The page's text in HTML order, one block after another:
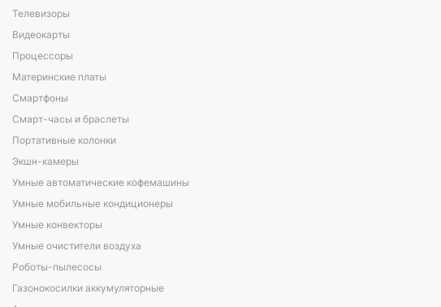
Телевизоры
Видеокарты
Процессоры
Материнские платы
Смартфоны
Смарт-часы и браслеты
Портативные колонки
Экшн-камеры
Умные автоматические кофемашины
Умные мобильные кондиционеры
Умные конвекторы
Умные очистители воздуха
Роботы-пылесосы
Газонокосилки аккумуляторные